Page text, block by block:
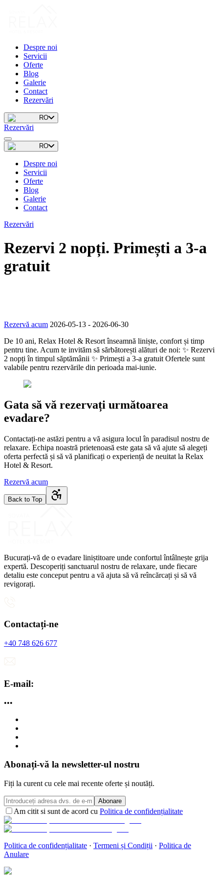
Despre noi
Servicii
Oferte
Blog
Galerie
Contact
Rezervări
RO
Rezervări
RO
Despre noi
Servicii
Oferte
Blog
Galerie
Contact
Rezervări
Rezervi 2 nopți. Primești a 3-a
gratuit
Rezervă acum 2026-05-13 - 2026-06-30
De 10 ani, Relax Hotel & Resort înseamnă liniște, confort și timp
pentru tine. Acum te invităm să sărbătorești alături de noi: ✨ Rezervi
2 nopți în timpul săptămânii ✨ Primești a 3-a gratuit Ofertele sunt
valabile pentru rezervările din perioada mai-iunie.
Gata să vă rezervați următoarea
evadare?
Contactați-ne astăzi pentru a vă asigura locul în paradisul nostru de
relaxare. Echipa noastră prietenoasă este gata să vă ajute să alegeți
oferta perfectă și să vă planificați o experiență de neuitat la Relax
Hotel & Resort.
Rezervă acum
Back to Top
Bucurați-vă de o evadare liniștitoare unde confortul întâlnește grija
expertă. Descoperiți sanctuarul nostru de relaxare, unde fiecare
detaliu este conceput pentru a vă ajuta să vă reîncărcați și să vă
revigorați.
Contactați-ne
+40 748 626 677
E-mail:
•••
Abonați-vă la newsletter-ul nostru
Fiți la curent cu cele mai recente oferte și noutăți.
Abonare
Am citit si sunt de acord cu Politica de confidențialitate
Politica de confidențialitate · Termeni și Condiții · Politica de
Anulare